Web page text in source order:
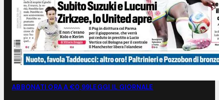
ABBONATI ORA A €0,99LEGGI IL GIORNALE